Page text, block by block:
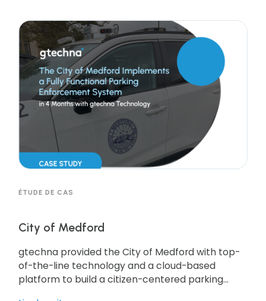
ÉTUDE DE CAS
City of Medford
gtechna provided the City of Medford with top-
of-the-line technology and a cloud-based
platform to build a citizen-centered parking